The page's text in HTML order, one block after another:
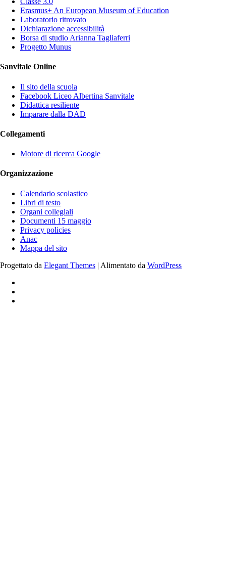
Erasmus+ An European Museum of Education
Laboratorio ritrovato
Dichiarazione accessibilità
Borsa di studio Arianna Tagliaferri
Progetto Munus
Sanvitale Online
Il sito della scuola
Facebook Liceo Albertina Sanvitale
Didattica resiliente
Imparare dalla DAD
Collegamenti
Motore di ricerca Google
Organizzazione
Calendario scolastico
Libri di testo
Organi collegiali
Documenti 15 maggio
Privacy policies
Anac
Mappa del sito
Progettato da Elegant Themes | Alimentato da WordPress